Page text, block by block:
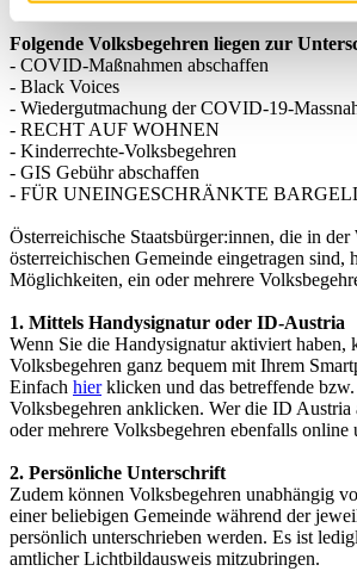
Folgende Volksbegehren liegen zur
- COVID-Maßnahmen abschaffen
- Black Voices
- Wiedergutmachung der COVID-19-
- RECHT AUF WOHNEN
- Kinderrechte-Volksbegehren
- GIS Gebühr abschaffen
- FÜR UNEINGESCHRÄNKTE
Österreichische Staatsbürger:innen, die in
österreichischen Gemeinde eingetragen sind,
Möglichkeiten, ein oder mehrere
1. Mittels Handysignatur oder ID-Austria
Wenn Sie die Handysignatur aktiviert haben,
Volksbegehren ganz bequem mit Ihrem
Einfach hierklicken und das betreffende
Volksbegehren anklicken. Wer die ID Austria
oder mehrere Volksbegehren ebenfalls online
2. Persönliche Unterschrift
Zudem können Volksbegehren unabhängig
einer beliebigen Gemeinde während der
persönlich unterschrieben werden. Es ist
amtlicher Lichtbildausweis mitzubringen.